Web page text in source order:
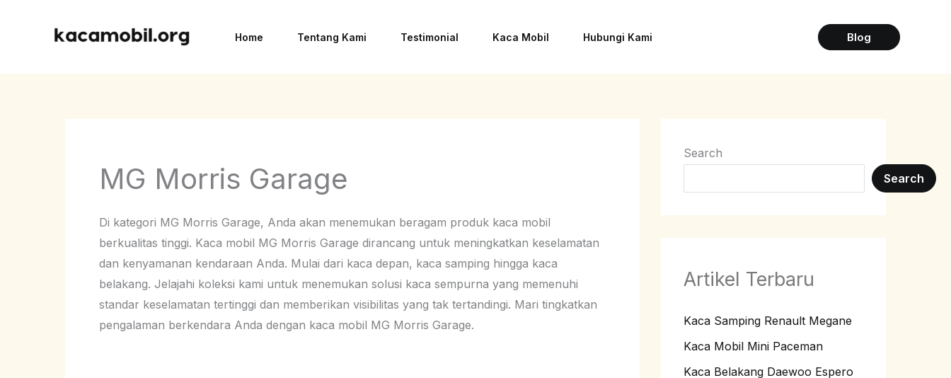
Home Tentang Kami Testimonial Kaca Mobil Hubungi Kami Blog
MG Morris Garage
Di kategori MG Morris Garage, Anda akan menemukan beragam produk kaca mobil
berkualitas tinggi. Kaca mobil MG Morris Garage dirancang untuk meningkatkan keselamatan
dan kenyamanan kendaraan Anda. Mulai dari kaca depan, kaca samping hingga kaca
belakang. Jelajahi koleksi kami untuk menemukan solusi kaca sempurna yang memenuhi
standar keselamatan tertinggi dan memberikan visibilitas yang tak tertandingi. Mari tingkatkan
pengalaman berkendara Anda dengan kaca mobil MG Morris Garage.
Search
Search
Artikel Terbaru
Kaca Samping Renault Megane
Kaca Mobil Mini Paceman
Kaca Belakang Daewoo Espero